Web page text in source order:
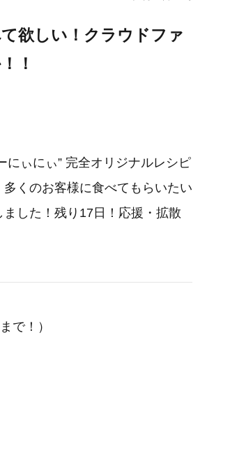
欲しい！クラウドファ
！
にぃにぃ” 完全オリジナルレシピ
くのお客様に食べてもらいたい
した！残り17日！応援・拡散
で！）